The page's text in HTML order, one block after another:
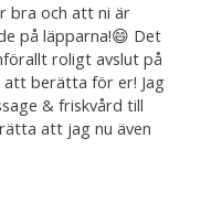
bra och att ni är
på läpparna!😄 Det
roligt avslut på
att berätta för er! Jag
& friskvård till
att jag nu även